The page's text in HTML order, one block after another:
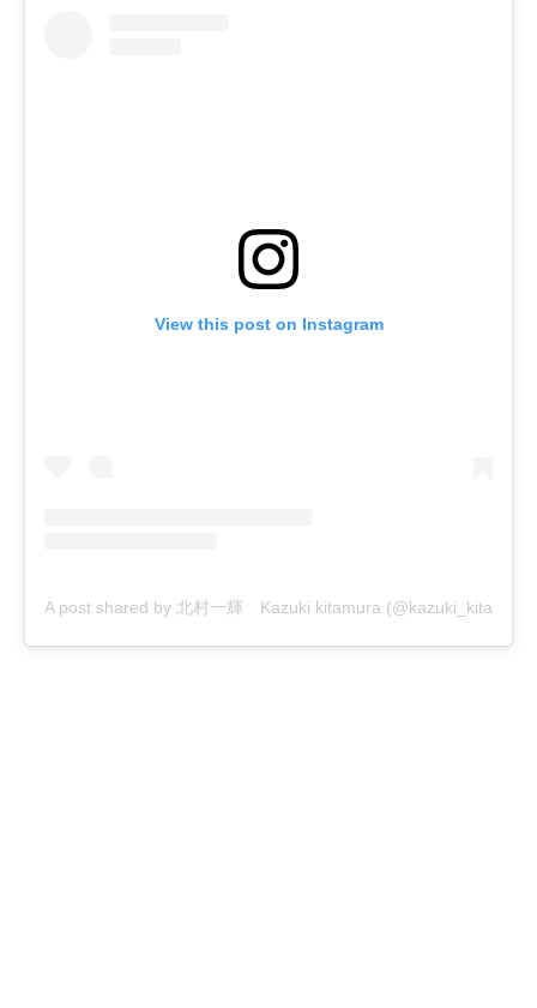
View this post on Instagram
A post shared by 北村一輝 Kazuki kitamura